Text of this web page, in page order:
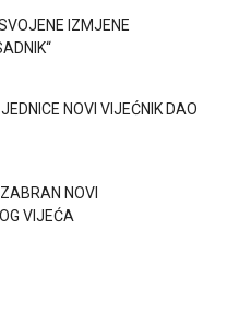
IZMJENE
NOVI VIJEĆNIK DAO
NOVI
VIJEĆA